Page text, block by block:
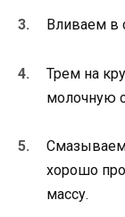
Вливаем в
Трем на
молочную
хорошо
массу.